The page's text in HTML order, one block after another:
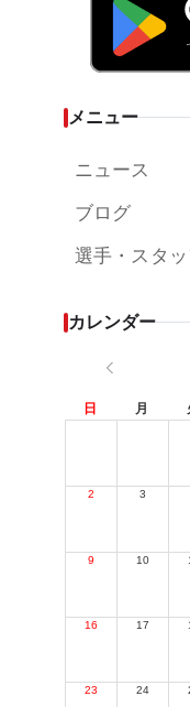
メニュー
ニュース
ブログ
選手・スタッ
カレンダー
日 月
2 3
9 10
16 17
23 24